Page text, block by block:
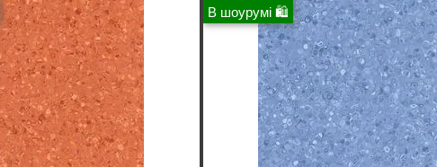
КУПИТИ КУПИТИ
В шоурумі 🛍